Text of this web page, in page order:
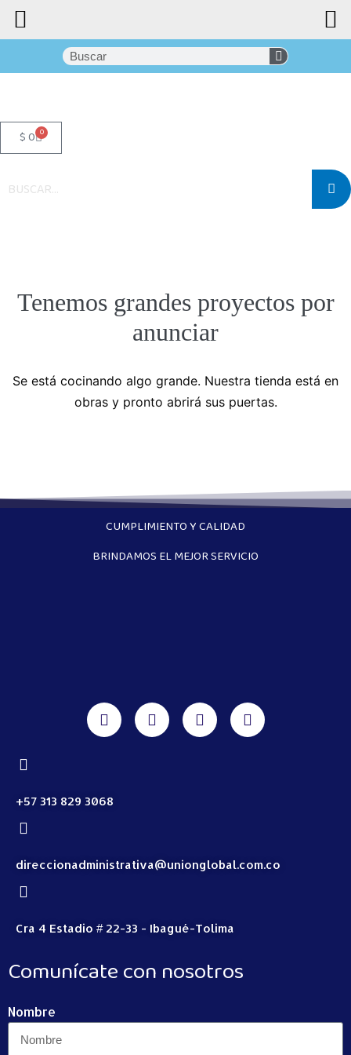
$0 0
Tenemos grandes proyectos por
anunciar
Se está cocinando algo grande. Nuestra tienda está en
obras y pronto abrirá sus puertas.
CUMPLIMIENTO Y CALIDAD
BRINDAMOS EL MEJOR SERVICIO
+57 313 829 3068
direccionadministrativa@unionglobal.com.co
Cra 4 Estadio # 22-33 - Ibagué-Tolima
Comunícate con nosotros
Nombre